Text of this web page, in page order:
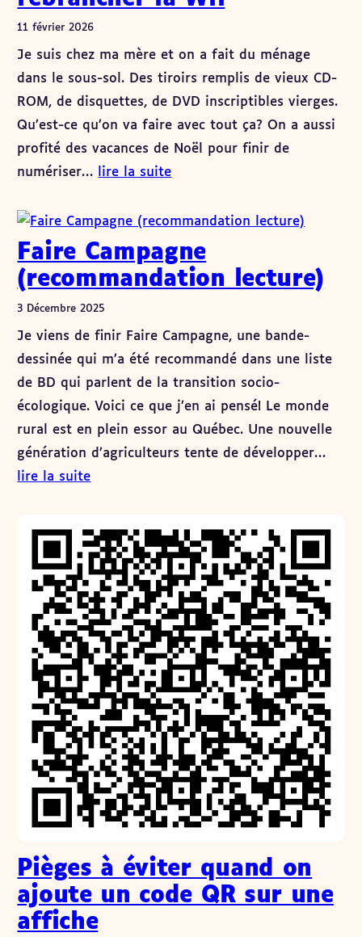
11 février 2026
Je suis chez ma mère et on a fait du ménage
dans le sous-sol. Des tiroirs remplis de vieux CD-
ROM, de disquettes, de DVD inscriptibles vierges.
Qu’est-ce qu’on va faire avec tout ça? On a aussi
profité des vacances de Noël pour finir de
numériser…
lire la suite
Faire Campagne
(recommandation lecture)
3 Décembre 2025
Je viens de finir Faire Campagne, une bande-
dessinée qui m’a été recommandé dans une liste
de BD qui parlent de la transition socio-
écologique. Voici ce que j’en ai pensé! Le monde
rural est en plein essor au Québec. Une nouvelle
génération d’agriculteurs tente de développer…
lire la suite
Pièges à éviter quand on
ajoute un code QR sur une
affiche